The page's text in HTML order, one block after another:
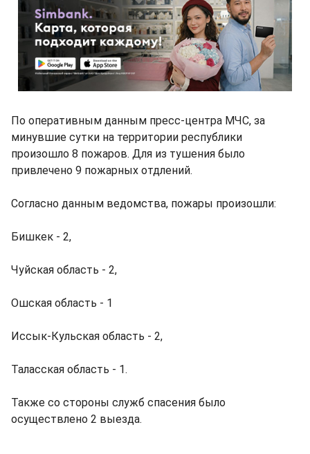
По оперативным данным пресс-центра МЧС, за
минувшие сутки на территории республики
произошло 8 пожаров. Для из тушения было
привлечено 9 пожарных отдлений.
Согласно данным ведомства, пожары произошли:
Бишкек - 2,
Чуйская область - 2,
Ошская область - 1
Иссык-Кульская область - 2,
Таласская область - 1.
Также со стороны служб спасения было
осуществлено 2 выезда.